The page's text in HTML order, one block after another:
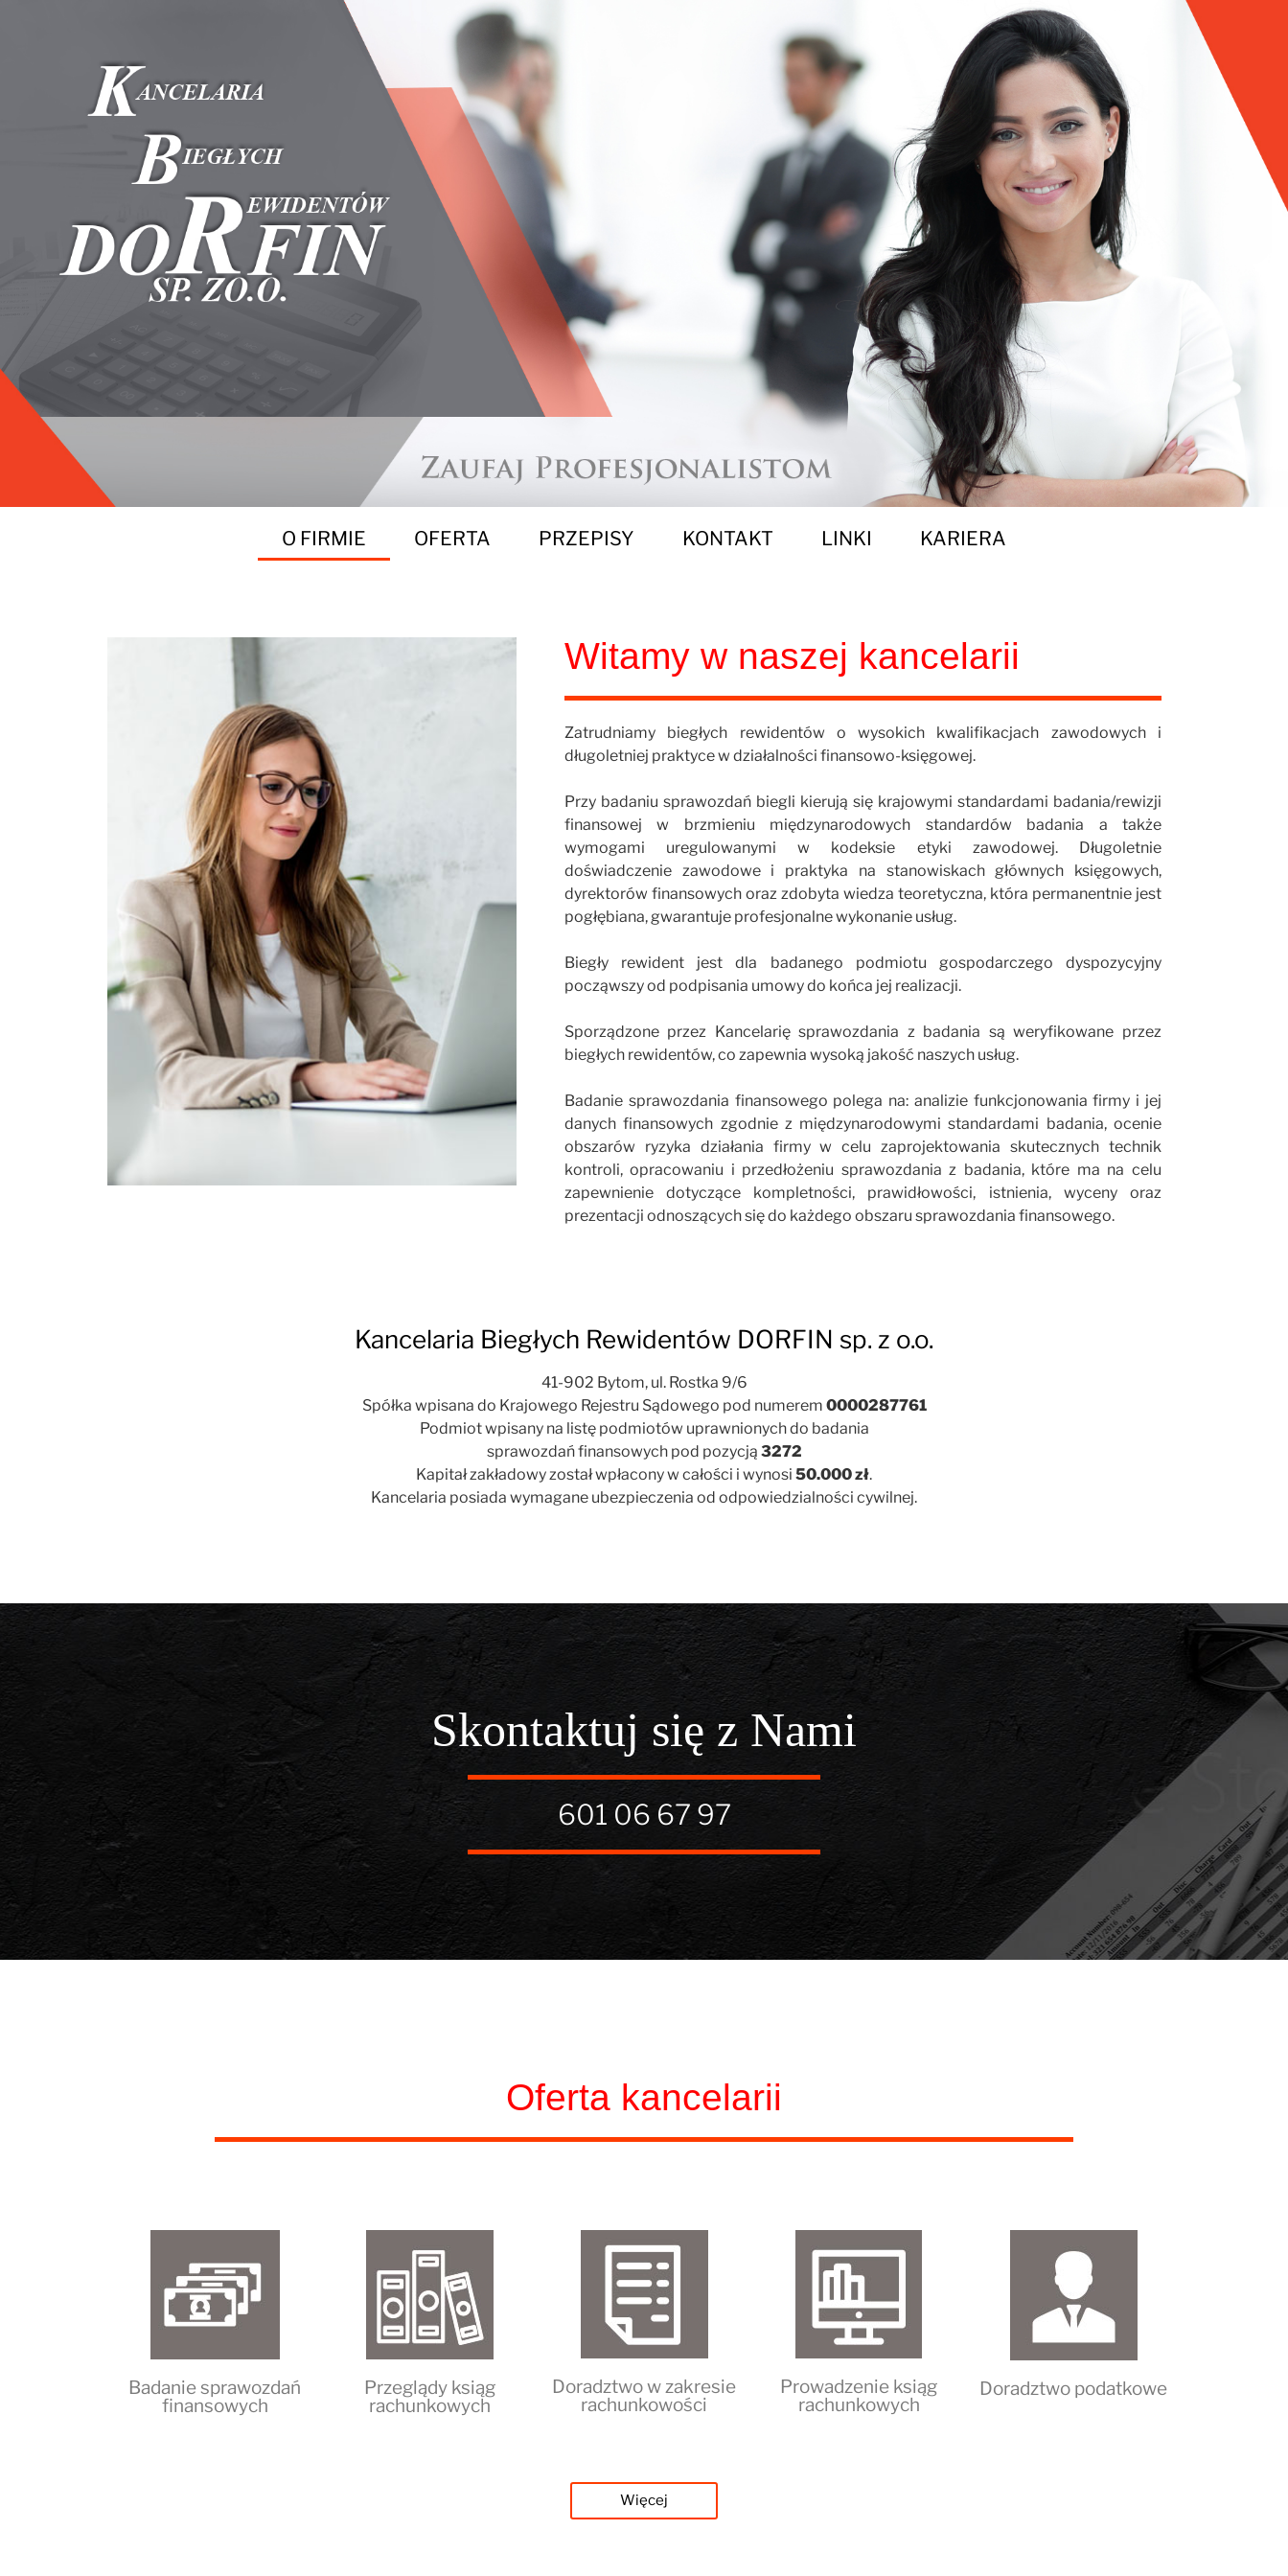
O FIRMIE OFERTA PRZEPISY KONTAKT LINKI KARIERA
Witamy w naszej kancelarii
Zatrudniamy biegłych rewidentów o wysokich kwalifikacjach zawodowych i
długoletniej praktyce w działalności finansowo-księgowej.
Przy badaniu sprawozdań biegli kierują się krajowymi standardami badania/rewizji
finansowej w brzmieniu międzynarodowych standardów badania a także
wymogami uregulowanymi w kodeksie etyki zawodowej. Długoletnie
doświadczenie zawodowe i praktyka na stanowiskach głównych księgowych,
dyrektorów finansowych oraz zdobyta wiedza teoretyczna, która permanentnie jest
pogłębiana, gwarantuje profesjonalne wykonanie usług.
Biegły rewident jest dla badanego podmiotu gospodarczego dyspozycyjny
począwszy od podpisania umowy do końca jej realizacji.
Sporządzone przez Kancelarię sprawozdania z badania są weryfikowane przez
biegłych rewidentów, co zapewnia wysoką jakość naszych usług.
Badanie sprawozdania finansowego polega na: analizie funkcjonowania firmy i jej
danych finansowych zgodnie z międzynarodowymi standardami badania, ocenie
obszarów ryzyka działania firmy w celu zaprojektowania skutecznych technik
kontroli, opracowaniu i przedłożeniu sprawozdania z badania, które ma na celu
zapewnienie dotyczące kompletności, prawidłowości, istnienia, wyceny oraz
prezentacji odnoszących się do każdego obszaru sprawozdania finansowego.
Kancelaria Biegłych Rewidentów DORFIN sp. z o.o.
41-902 Bytom, ul. Rostka 9/6
Spółka wpisana do Krajowego Rejestru Sądowego pod numerem 0000287761
Podmiot wpisany na listę podmiotów uprawnionych do badania
sprawozdań finansowych pod pozycją 3272
Kapitał zakładowy został wpłacony w całości i wynosi 50.000 zł.
Kancelaria posiada wymagane ubezpieczenia od odpowiedzialności cywilnej.
Skontaktuj się z Nami
601 06 67 97
Oferta kancelarii
Badanie sprawozdań
finansowych
Przeglądy ksiąg
rachunkowych
Doradztwo w zakresie
rachunkowości
Prowadzenie ksiąg
rachunkowych
Doradztwo podatkowe
Więcej